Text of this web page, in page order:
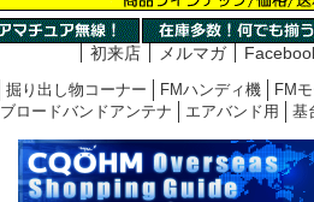
初来店 メルマガ
掘り出し物コーナー FMハンディ機 FM
ブロードバンドアンテナ
エアバンド用 基